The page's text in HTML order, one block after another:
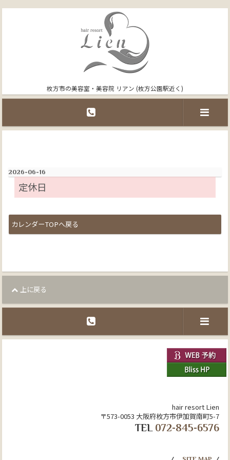
枚方市の美容室・美容院 リアン (枚方公園駅近く)
2026-06-16
定休日
カレンダーTOPへ戻る
上に戻る
hair resort Lien
〒573-0053 大阪府枚方市伊加賀南町5-7
TEL 072-845-6576